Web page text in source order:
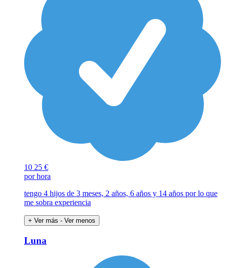
10 25 €
por hora
tengo 4 hijos de 3 meses, 2 años, 6 años y 14 años por lo que
me sobra experiencia
+ Ver más - Ver menos
Luna